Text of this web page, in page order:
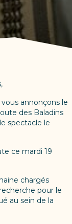
annonçons le
des Baladins
spectacle le
ce mardi 19
chargés
pour le
au sein de la